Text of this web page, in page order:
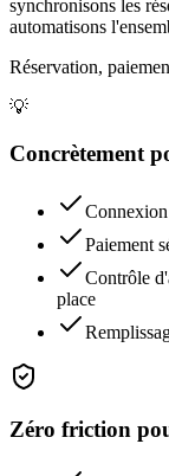
synchronisons les
automatisons
Réservation,
💡
Concrètement
Paiement
Contrôle
place
Zéro friction